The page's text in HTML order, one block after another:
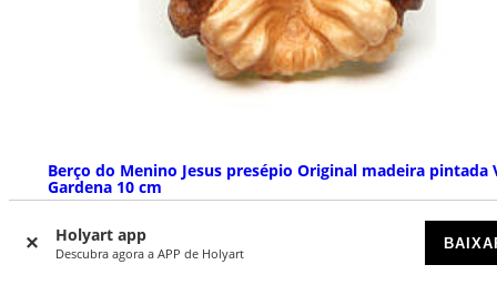
Holyart app
Descubra agora a APP de Holyart
Berço do Menino Jesus presépio Original madeira pintada
Gardena 10 cm